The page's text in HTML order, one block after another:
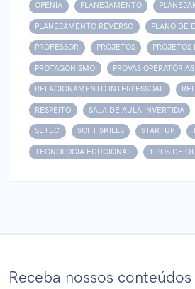
OPENIA PLANEJAMENTO
PLANEJAMENTO REVERSO PLANO DE
PROFESSOR PROJETOS
PROTAGONISMO PROVAS OPERATÓRIAS
RELACIONAMENTO INTERPESSOAL
RESPEITO SALA DE AULA INVERTIDA
SETEC SOFT SKILLS STARTUP
TECNOLOGIA EDUCIONAL TIPOS DE
Receba nossos